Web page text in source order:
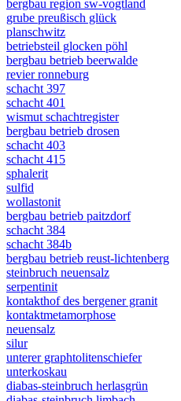
bergbau region sw-vogtland
grube preußisch glück
planschwitz
betriebsteil glocken pöhl
bergbau betrieb beerwalde
revier ronneburg
schacht 397
schacht 401
wismut schachtregister
bergbau betrieb drosen
schacht 403
schacht 415
sphalerit
sulfid
wollastonit
bergbau betrieb paitzdorf
schacht 384
schacht 384b
bergbau betrieb reust-lichtenberg
steinbruch neuensalz
serpentinit
kontakthof des bergener granit
kontaktmetamorphose
neuensalz
silur
unterer graphtolitenschiefer
unterkoskau
diabas-steinbruch herlasgrün